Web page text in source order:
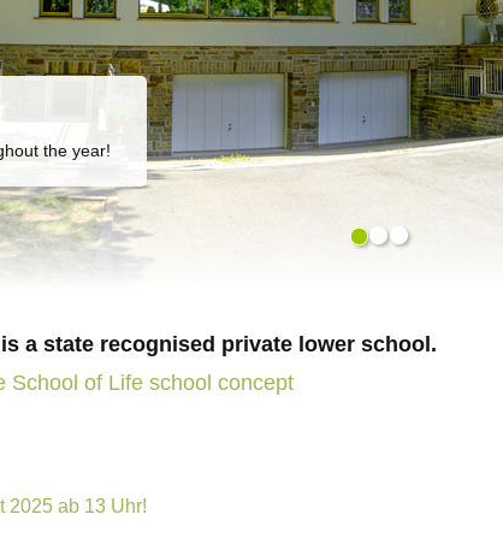
the year!
7:30 am to 4:00 pm.
this can also be arranged
a state recognised private lower school.
School of Life school concept
2025 ab 13 Uhr!